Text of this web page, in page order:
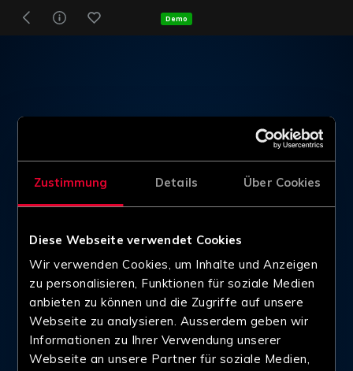
Zustimmung Details Über Cookies
Diese Webseite verwendet Cookies
Wir verwenden Cookies, um Inhalte und Anzeigen
zu personalisieren, Funktionen für soziale Medien
anbieten zu können und die Zugriffe auf unsere
Webseite zu analysieren. Ausserdem geben wir
Informationen zu Ihrer Verwendung unserer
Webseite an unsere Partner für soziale Medien,
Demo